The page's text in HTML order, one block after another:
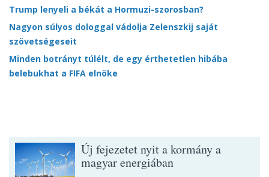
Trump lenyeli a békát a Hormuzi-szorosban?
Nagyon súlyos dologgal vádolja Zelenszkij saját
szövetségeseit
Minden botrányt túlélt, de egy érthetetlen hibába
belebukhat a FIFA elnöke
Új fejezetet nyit a kormány a
magyar energiában